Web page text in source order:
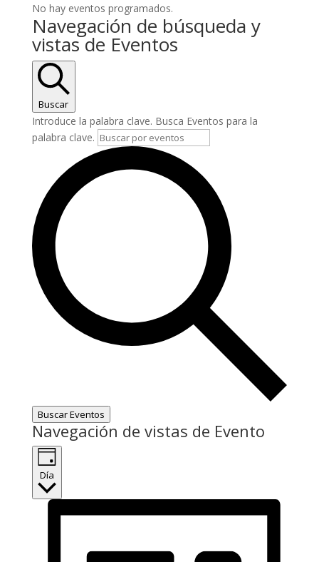
No hay eventos programados.
Navegación de búsqueda y
vistas de Eventos
Buscar
Introduce la palabra clave. Busca Eventos para la
palabra clave.
Buscar Eventos
Navegación de vistas de Evento
Día